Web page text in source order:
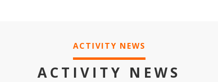
ACTIVITY NEWS
ACTIVITY NEWS